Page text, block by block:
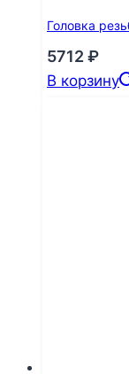
Головка
5712₽
В корзину